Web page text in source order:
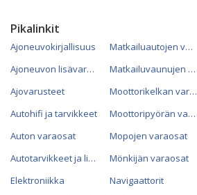
Pikalinkit
Ajoneuvokirjallisuus
Ajoneuvon lisävarusteet
Ajovarusteet
Autohifi ja tarvikkeet
Auton varaosat
Autotarvikkeet ja lisävarusteet
Elektroniikka
Matkailuautojen varaosat
Matkailuvaunujen varaosat
Moottorikelkan varaosat
Moottoripyörän varaosat
Mopojen varaosat
Mönkijän varaosat
Navigaattorit